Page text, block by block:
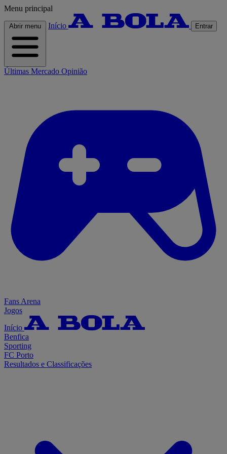
Menu principal
Abrir menu Início Entrar
Últimas Mercado Opinião
Fans Arena
Jogos
Início
Benfica
Sporting
FC Porto
Resultados e Classificações